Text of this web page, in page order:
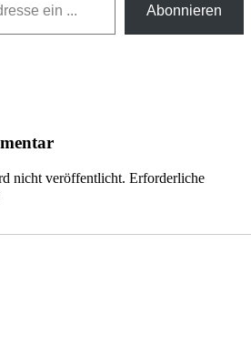
Abonnieren
nicht veröffentlicht. Erforderliche